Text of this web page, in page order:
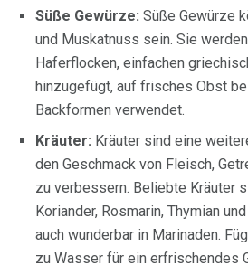
Süße Gewürze: Süße Gewürze
und Muskatnuss sein. Sie
Haferflocken, einfachen
hinzugefügt, auf frisches Obst
Backformen verwendet.
Kräuter: Kräuter sind eine
den Geschmack von Fleisch,
zu verbessern. Beliebte Kräuter
Koriander, Rosmarin, Thymian
auch wunderbar in Marinaden.
zu Wasser für ein erfrischendes